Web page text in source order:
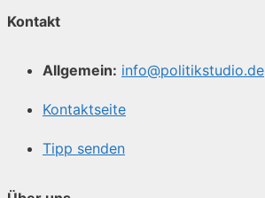
Kontakt
Allgemein: info@politikstudio.de
Kontaktseite
Tipp senden